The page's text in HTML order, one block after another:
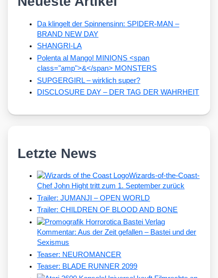
Da klingelt der Spinnensinn: SPIDER-MAN –
BRAND NEW DAY
SHANGRI-LA
Polenta al Mango! MINIONS <span
class="amp">&</span> MONSTERS
SUPGERGIRL – wirklich super?
DISCLOSURE DAY – DER TAG DER WAHRHEIT
Letzte News
Wizards-of-the-Coast-
Chef John Hight tritt zum 1. September zurück
Trailer: JUMANJI – OPEN WORLD
Trailer: CHILDREN OF BLOOD AND BONE
Kommentar: Aus der Zeit gefallen – Bastei und der
Sexismus
Teaser: NEUROMANCER
Teaser: BLADE RUNNER 2099